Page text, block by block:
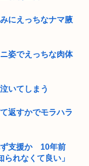
にえっちなナマ腋
姿でえっちな肉体
いてしまう
返すかでモラハラ
ず支援か 10年前
れなくて良い」